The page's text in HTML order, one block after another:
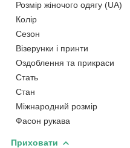
Розмір жіночого одягу (UA)
Колір
Сезон
Візерунки і принти
Оздоблення та прикраси
Стать
Стан
Міжнародний розмір
Фасон рукава
Приховати